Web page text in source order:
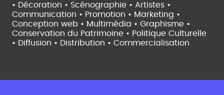
• Décoration • Scénographie • Artistes •
Communication • Promotion • Marketing •
Conception web • Multimédia • Graphisme •
Conservation du Patrimoine • Politique Culturelle
• Diffusion • Distribution • Commercialisation